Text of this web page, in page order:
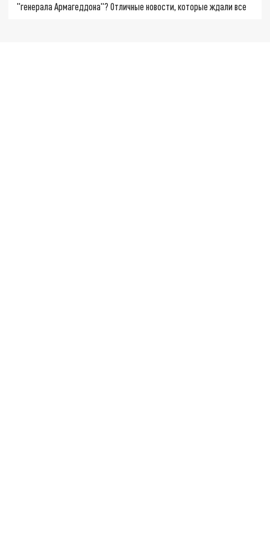
"генерала Армагеддона"? Отличные новости, которые ждали все